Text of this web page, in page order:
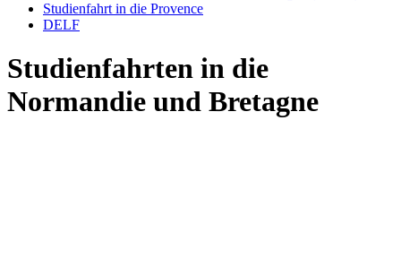
Studienfahrt in die Provence
DELF
Studienfahrten in die
Normandie und Bretagne